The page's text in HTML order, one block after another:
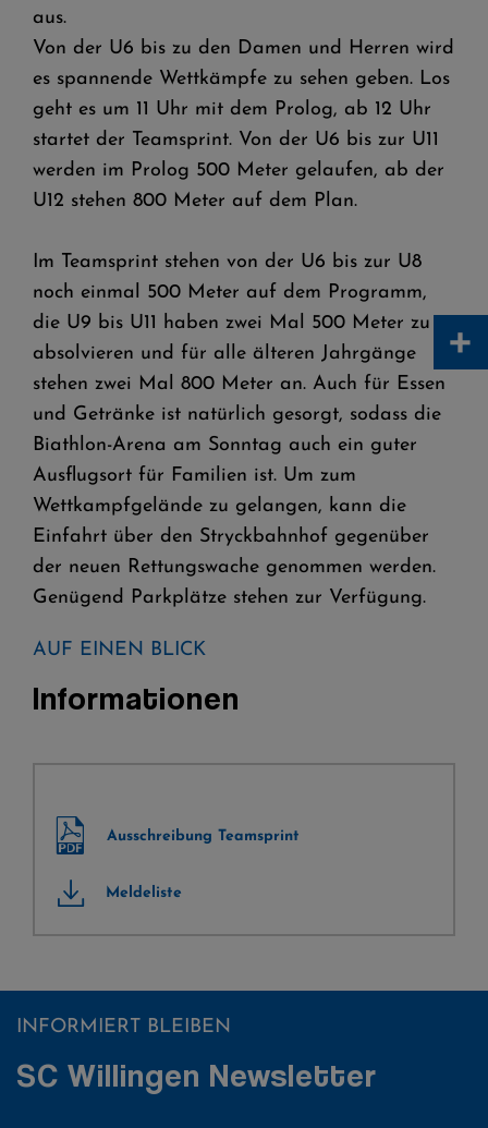
aus.
Von der U6 bis zu den Damen und Herren wird
es spannende Wettkämpfe zu sehen geben. Los
geht es um 11 Uhr mit dem Prolog, ab 12 Uhr
startet der Teamsprint. Von der U6 bis zur U11
werden im Prolog 500 Meter gelaufen, ab der
U12 stehen 800 Meter auf dem Plan.
Im Teamsprint stehen von der U6 bis zur U8
noch einmal 500 Meter auf dem Programm,
die U9 bis U11 haben zwei Mal 500 Meter zu
absolvieren und für alle älteren Jahrgänge
stehen zwei Mal 800 Meter an. Auch für Essen
und Getränke ist natürlich gesorgt, sodass die
Biathlon-Arena am Sonntag auch ein guter
Ausflugsort für Familien ist. Um zum
Wettkampfgelände zu gelangen, kann die
Einfahrt über den Stryckbahnhof gegenüber
der neuen Rettungswache genommen werden.
Genügend Parkplätze stehen zur Verfügung.
AUF EINEN BLICK
Informationen
Ausschreibung Teamsprint
Meldeliste
INFORMIERT BLEIBEN
SC Willingen Newsletter
+